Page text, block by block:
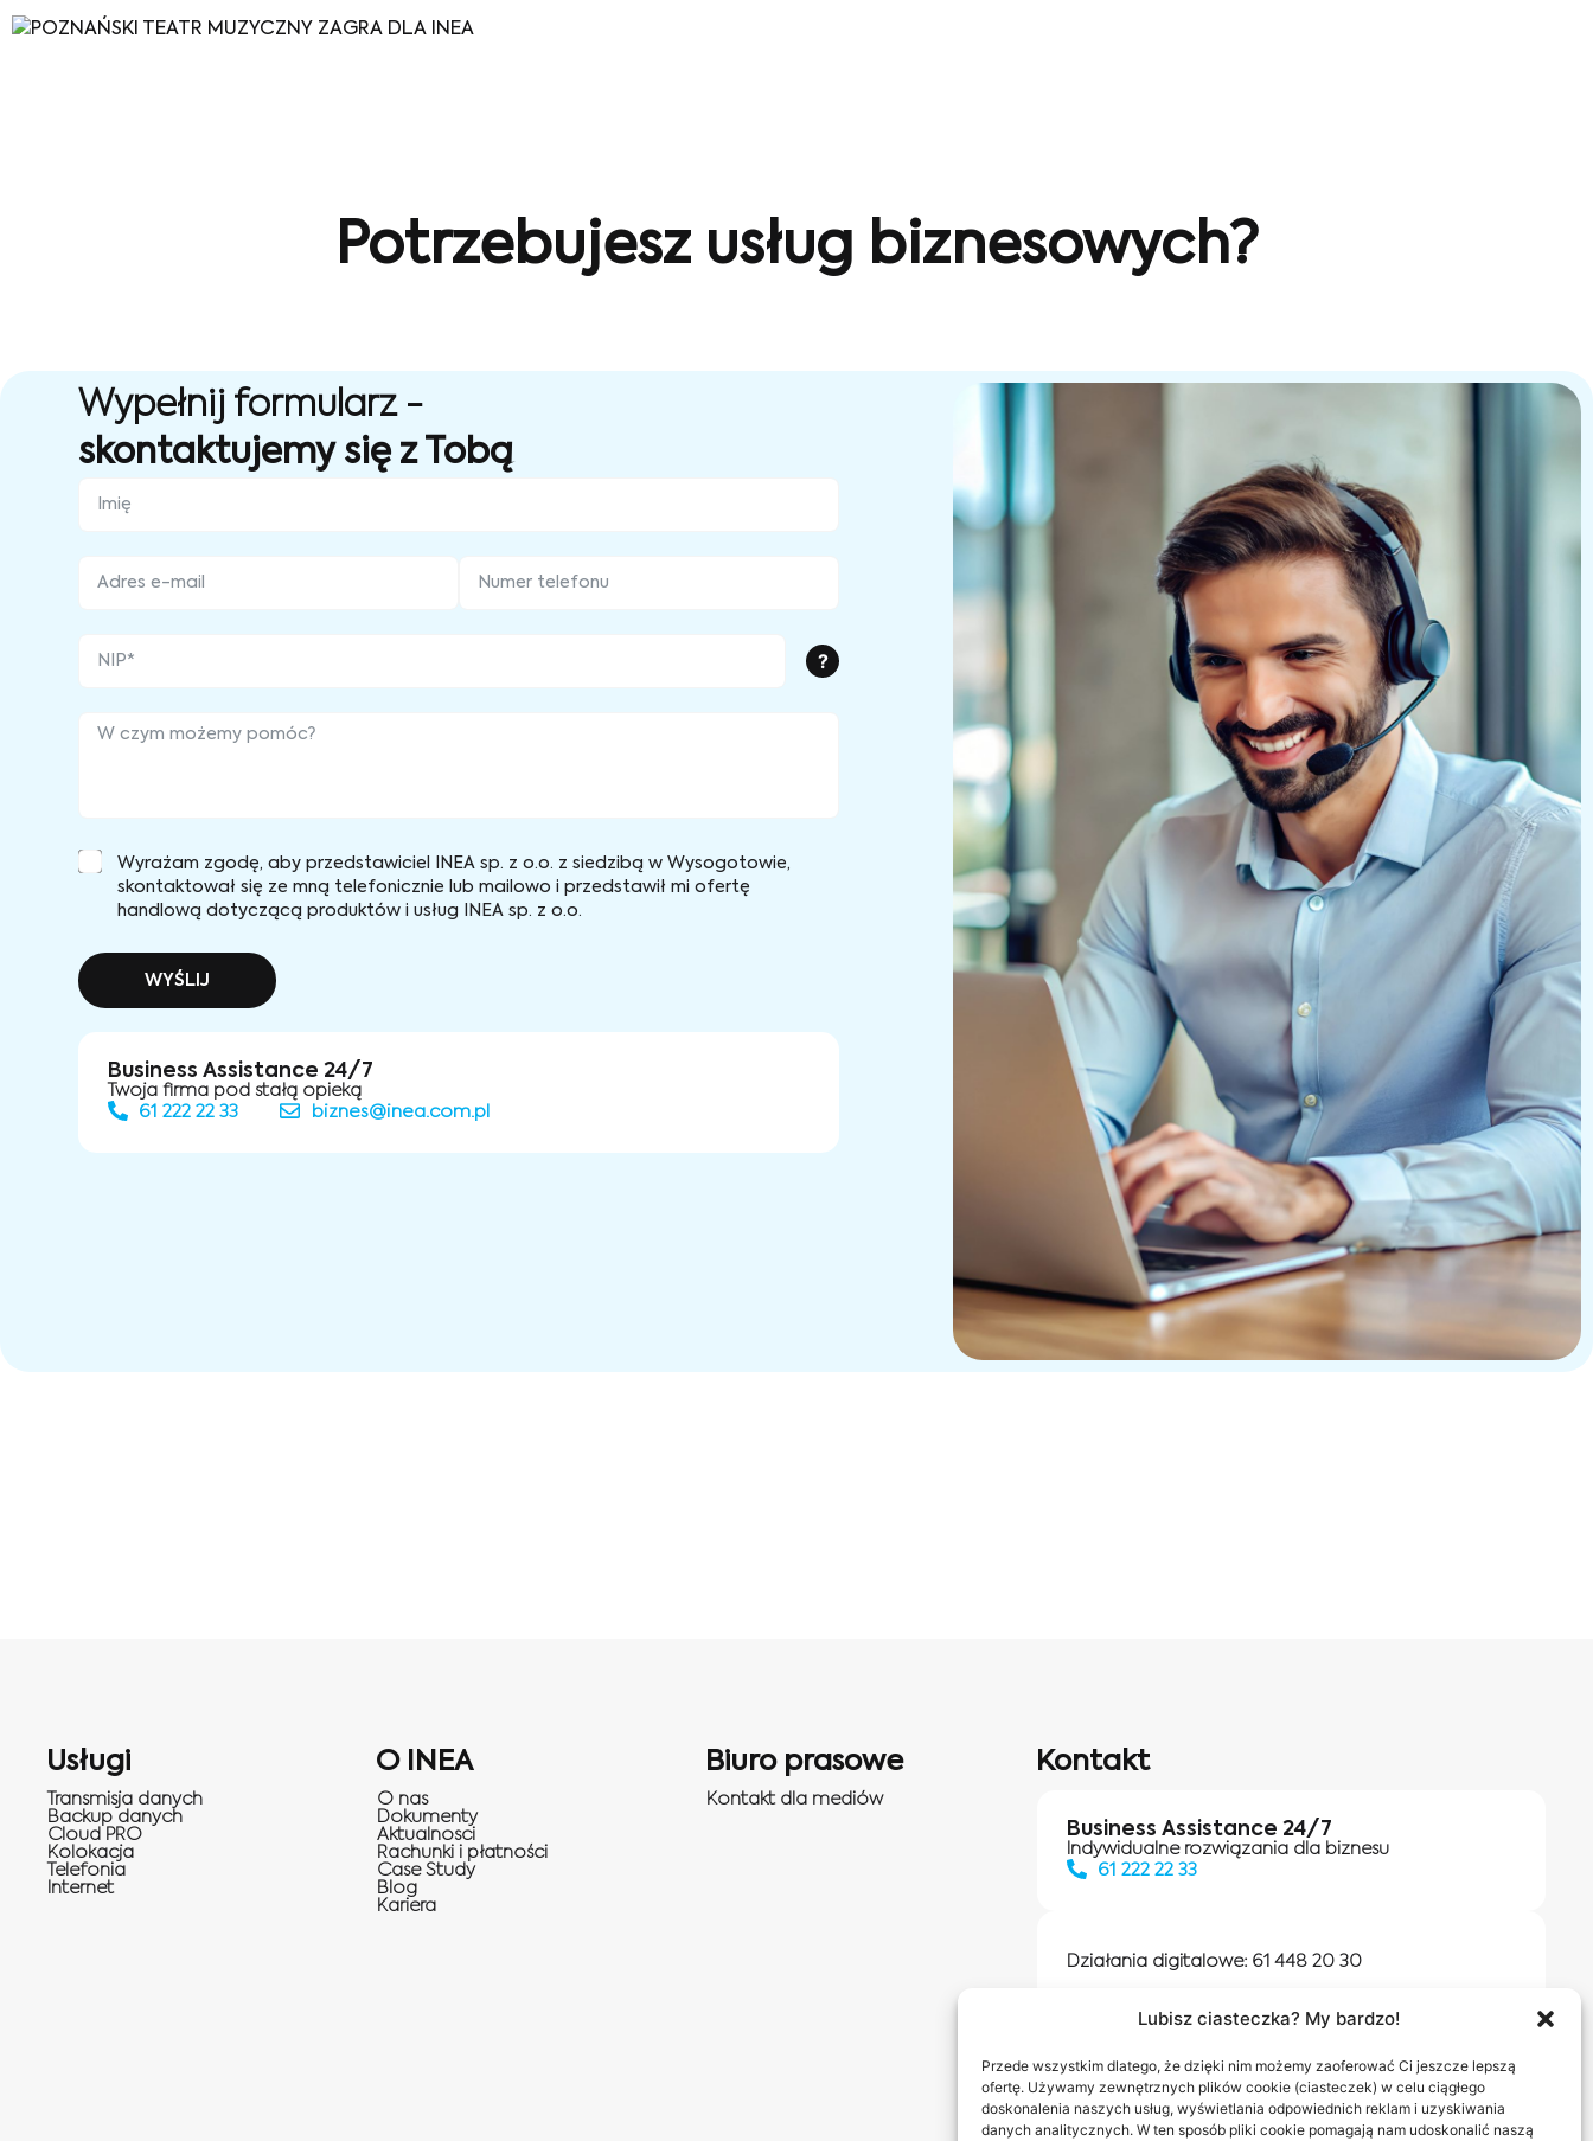
Lubisz ciasteczka? My bardzo!
Przede wszystkim dlatego, że dzięki nim możemy zaoferować Ci jeszcze lepszą
ofertę. Używamy zewnętrznych plików cookie (ciasteczek) w celu ciągłego
doskonalenia naszych usług, wyświetlania odpowiednich reklam i uzyskiwania
danych analitycznych. W ten sposób pliki cookie pomagają nam udoskonalić naszą
Potrzebujesz usług biznesowych?
Wypełnij formularz -
skontaktujemy się z Tobą
?
Wyrażam zgodę, aby przedstawiciel INEA sp. z o.o. z siedzibą w Wysogotowie,
skontaktował się ze mną telefonicznie lub mailowo i przedstawił mi ofertę
handlową dotyczącą produktów i usług INEA sp. z o.o.
WYŚLIJ
Business Assistance 24/7
Twoja firma pod stałą opieką
61 222 22 33
biznes@inea.com.pl
Usługi
Transmisja danych
Backup danych
Cloud PRO
Kolokacja
Telefonia
Internet
O INEA
O nas
Dokumenty
Aktualnosci
Rachunki i płatności
Case Study
Blog
Kariera
Biuro prasowe
Kontakt dla mediów
Kontakt
Business Assistance 24/7
Indywidualne rozwiązania dla biznesu
61 222 22 33
Działania digitalowe: 61 448 20 30
Salony INEA Napisz do nas